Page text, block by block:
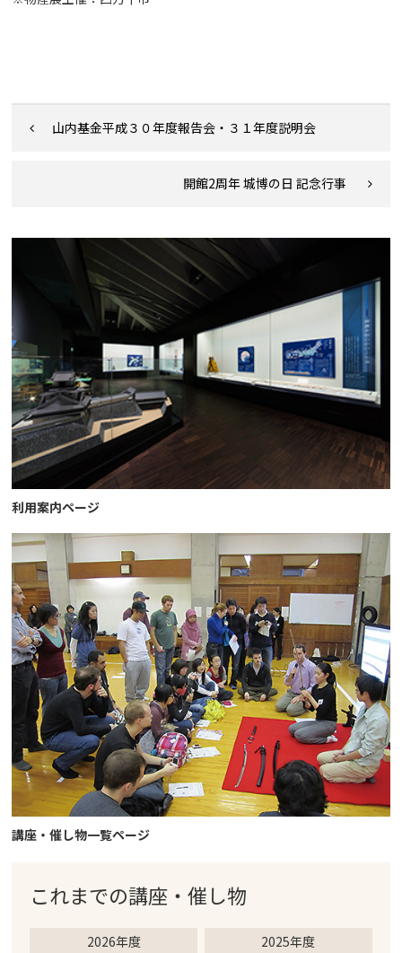
山内基金平成３０年度報告会・３１年度説明会
開館2周年 城博の日 記念行事
利用案内ページ
講座・催し物一覧ページ
これまでの講座・催し物
2026年度 2025年度